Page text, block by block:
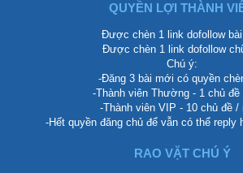
QUYỀN LỢI THÀNH
Được chèn 1 link dofollow
Được chèn 1 link dofollow
Chú ý:
-Đăng 3 bài mới có quyền
-Thành viên Thường - 1 chủ đề
-Thành viên VIP - 10 chủ đề /
-Hết quyền đăng chủ để vẫn có thể reply
RAO VẶT CHÚ Ý